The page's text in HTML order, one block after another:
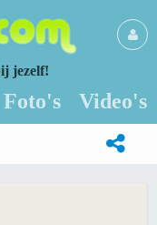
jezelf!
Foto's Video's